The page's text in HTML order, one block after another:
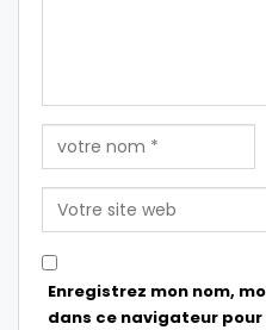
Enregistrez mon nom,
dans ce navigateur